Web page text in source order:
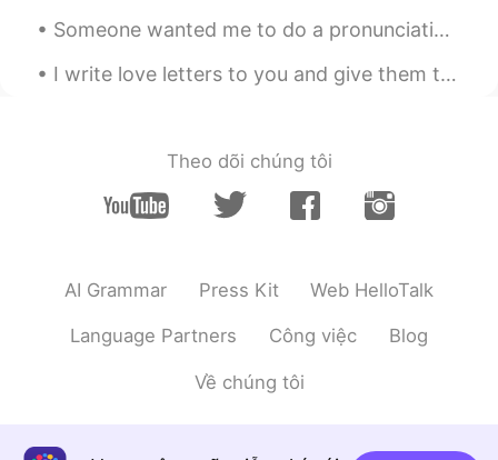
Someone wanted me to do a pronunciation exercise on English tongue twisters. Try to pronounce the...
I write love letters to you and give them to the world - Thousands of hearts read these words, ev...
Theo dõi chúng tôi
AI Grammar Press Kit Web HelloTalk
Language Partners Công việc Blog
Về chúng tôi